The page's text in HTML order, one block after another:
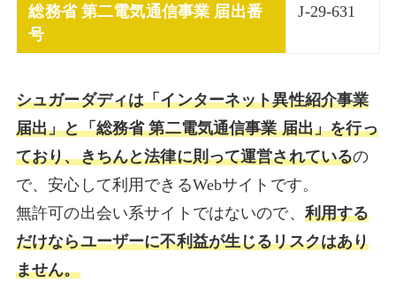
総務省 第二電気通信事業 届出番
号
J-29-631
シュガーダディは「インターネット異性紹介事業
届出」と「総務省 第二電気通信事業 届出」を行っ
ており、きちんと法律に則って運営されているの
で、安心して利用できるWebサイトです。
無許可の出会い系サイトではないので、 利用する
だけならユーザーに不利益が生じるリスクはあり
ません。